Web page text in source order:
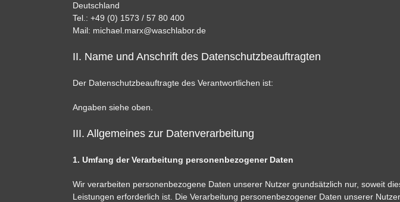
Deutschland
Tel.: +49 (0) 1573 / 57 80 400
Mail: michael.marx@waschlabor.de
II. Name und Anschrift des Datenschutzbeauftragten
Der Datenschutzbeauftragte des Verantwortlichen ist:
Angaben siehe oben.
III. Allgemeines zur Datenverarbeitung
1. Umfang der Verarbeitung personenbezogener Daten
Wir verarbeiten personenbezogene Daten unserer Nutzer grundsätzlich nur, soweit
Leistungen erforderlich ist. Die Verarbeitung personenbezogener Daten unserer